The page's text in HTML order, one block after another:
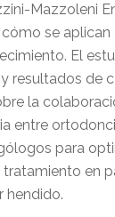
Mazzoleni
se aplican
El
resultados de
la
entre
para
en
hendido.